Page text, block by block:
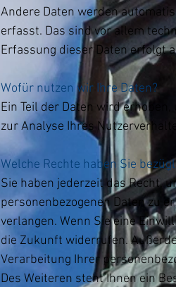
Andere Daten werden
erfasst. Das sind vor allem
Erfassung dieser Daten erfolgt
Wofür nutzen wir Ihre Daten?
Ein Teil der Daten wird
zur Analyse Ihres
Welche Rechte haben Sie
Sie haben jederzeit das Recht,
personenbezogenen Daten zu
verlangen. Wenn Sie eine
die Zukunft widerrufen.
Verarbeitung Ihrer
Des Weiteren steht Ihnen ein